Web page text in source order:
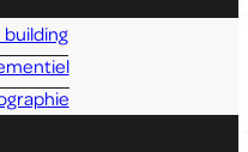
building